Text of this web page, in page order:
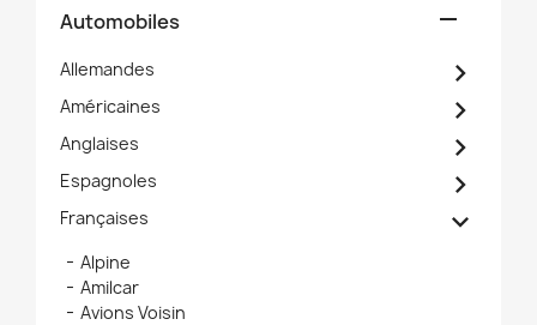
Automobiles 
Allemandes 
Américaines 
Anglaises 
Espagnoles 
Françaises 
Alpine
Amilcar
Avions Voisin